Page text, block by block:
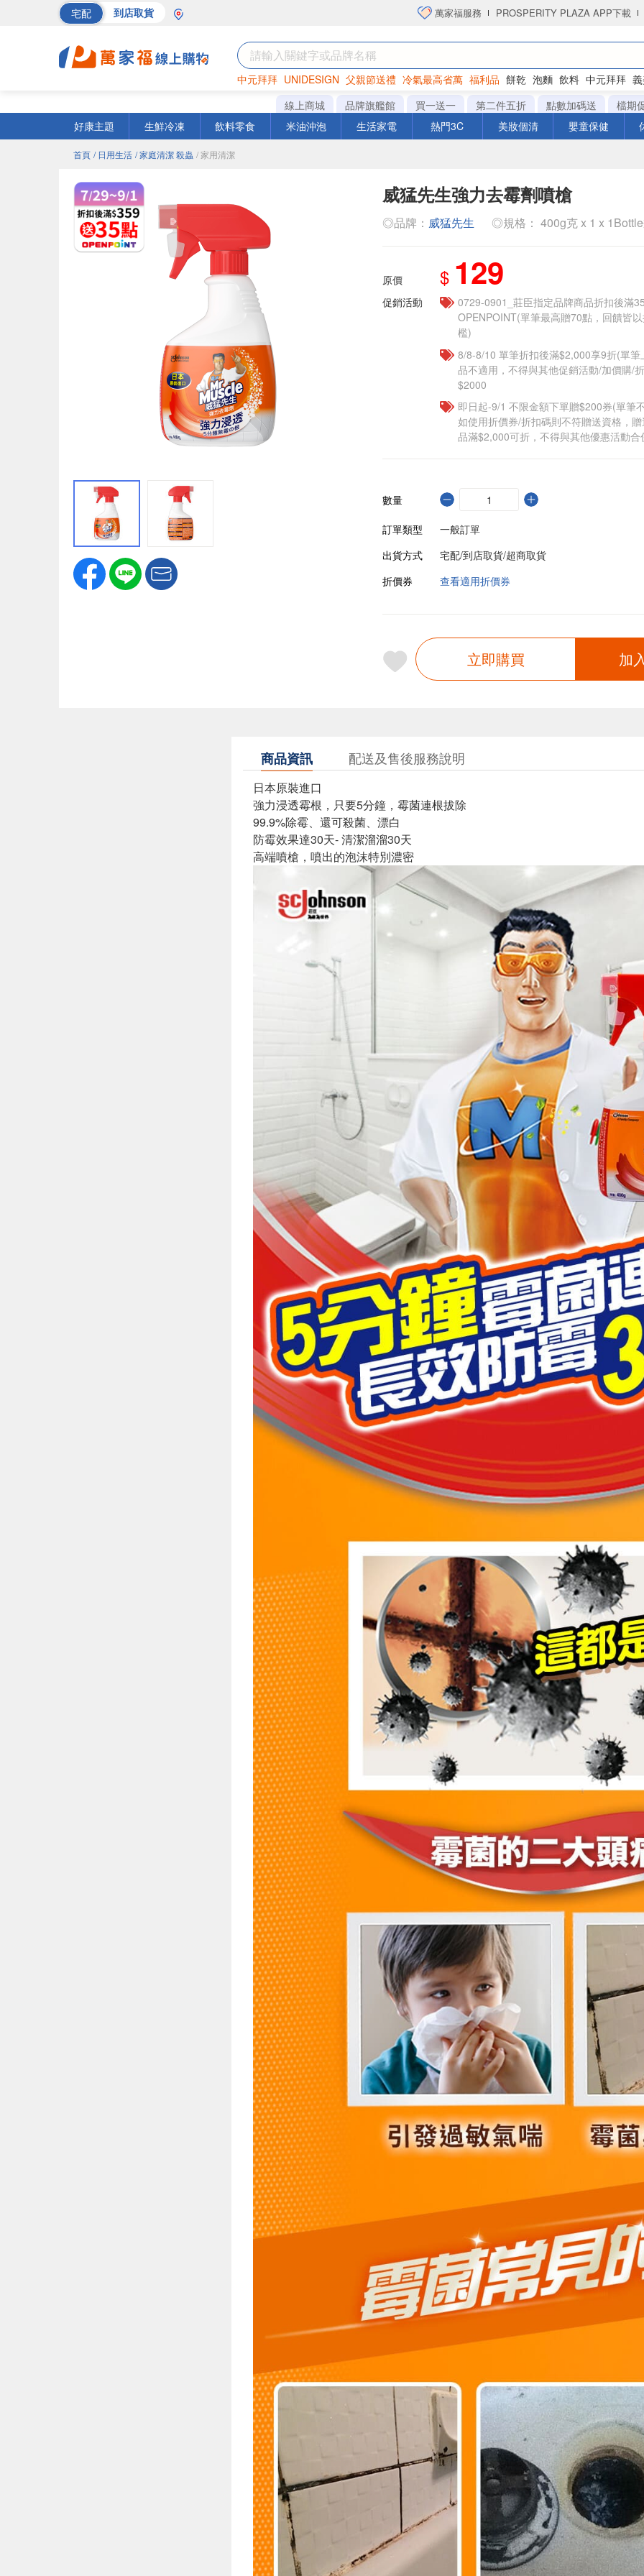
宅配 到店取貨 萬家福服務 PROSPERITY PLAZA APP下載
中元拜拜 UNIDESIGN 父親節送禮 冷氣最高省萬 福利品 餅乾 泡麵 飲料 中元拜拜
罐頭 海苔 洋芋片
線上商城 品牌旗艦館 買一送一 第二件五折 點數加碼送
檔期
好康主題
生鮮冷凍 飲料零食 米油沖泡 生活家電 熱門3C 美妝個清 嬰童保健
首頁 / 日用生活 / 家庭清潔 殺蟲 / 家用清潔
威猛先生強力去霉劑噴槍
◎品牌： 威猛先生 ◎規格： 400g克 x 1 x
原價 $ 129
促銷活動
0729-0901_莊臣指定品牌商品折扣後滿
OPENPOINT(單筆最高贈70點，回饋皆
檻)
8/8-8/10 單筆折扣後滿$2,000享9折(單
品不適用，不得與其他促銷活動/加價購/
$2000
即日起-9/1 不限金額下單贈$200券(單筆
如使用折價券/折扣碼則不符贈送資格，
品滿$2,000可折，不得與其他優惠活動合
數量
訂單類型
一般訂單
出貨方式
宅配/到店取貨/超商取貨
折價券
查看適用折價券
立即購買 加
商品資訊 配送及售後服務說明
日本原裝進口
強力浸透霉根，只要5分鐘，霉菌連根拔除
99.9%除霉、還可殺菌、漂白
防霉效果達30天- 清潔溜溜30天
高端噴槍，噴出的泡沫特別濃密